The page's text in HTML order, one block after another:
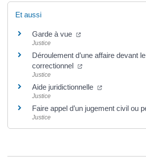
Et aussi
Garde à vue (nouvelle fenêtre)
Justice
Déroulement d’une affaire devant
correctionnel
(nouvelle fenêtre)
Justice
Aide juridictionnelle (nouvelle
Justice
Faire appel d’un jugement civil ou
Justice